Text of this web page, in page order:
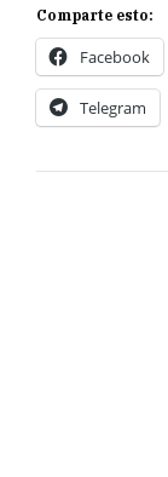
Comparte esto:
Facebook
Telegram